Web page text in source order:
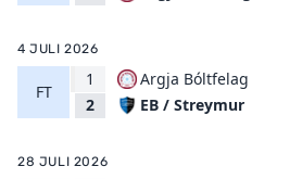
4 JULI 2026
FT
1
2
Argja Bóltfelag
EB / Streymur
28 JULI 2026